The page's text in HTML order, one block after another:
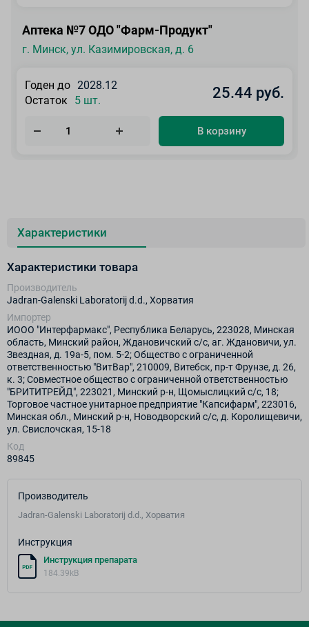
Аптека №7 ОДО "Фарм-Продукт"
г. Минск, ул. Казимировская, д. 6
Годен до 2028.12
Остаток
5 шт. 25.44 руб.
В корзину
Характеристики
Характеристики товара
Производитель
Jadran-Galenski Laboratorij d.d., Хорватия
Импортер
ИООО "Интерфармакс", Республика Беларусь, 223028, Минская
область, Минский район, Ждановичский с/с, аг. Ждановичи, ул.
Звездная, д. 19а-5, пом. 5-2; Общество с ограниченной
ответственностью "ВитВар", 210009, Витебск, пр-т Фрунзе, д. 26,
к. 3; Совместное общество с ограниченной ответственностью
"БРИТИТРЕЙД", 223021, Минский р-н, Щомыслицкий с/с, 18;
Торговое частное унитарное предприятие "Капсифарм", 223016,
Минская обл., Минский р-н, Новодворский с/с, д. Королищевичи,
ул. Свислочская, 15-18
Код
89845
Производитель
Jadran-Galenski Laboratorij d.d., Хорватия
Инструкция
Инструкция препарата
184.39kB